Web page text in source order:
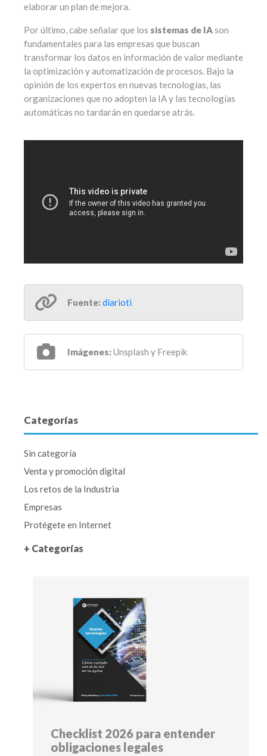
elaborar un plan de mejora.
Por último, cabe señalar que los sistemas de IAson
fundamentales para las empresas que buscan
transformar los datos en información de valor mediante
la optimización y automatización de procesos. Bajo la
opinión de los expertos en nuevas tecnologías, las
organizaciones que no adopten la IA y las tecnologías
automáticas no tardarán en quedarse atrás.
Fuente:diarioti
Imágenes:Unsplash y Freepik
Categorías
Sin categoría
Venta y promoción digital
Los retos de la Industria
Empresas
Protégete en Internet
+ Categorías
Checklist 2026 para entender
obligaciones legales